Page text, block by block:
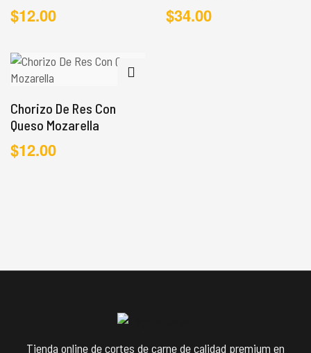
$12.00 $34.00
Chorizo De Res Con
Queso Mozarella
$12.00
Tienda online de cortes de carne de calidad premium en